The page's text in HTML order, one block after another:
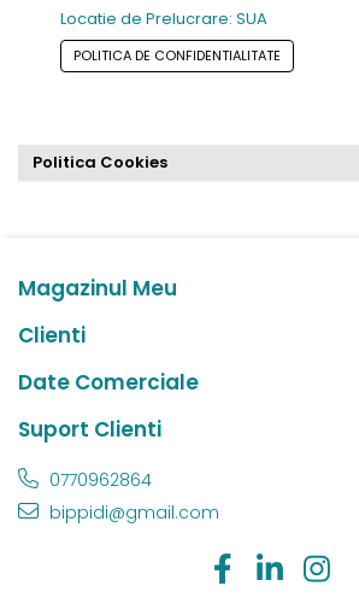
Locatie de Prelucrare: SUA
POLITICA DE CONFIDENTIALITATE
Politica Cookies
Magazinul Meu
Clienti
Date Comerciale
Suport Clienti
0770962864
bippidi@gmail.com